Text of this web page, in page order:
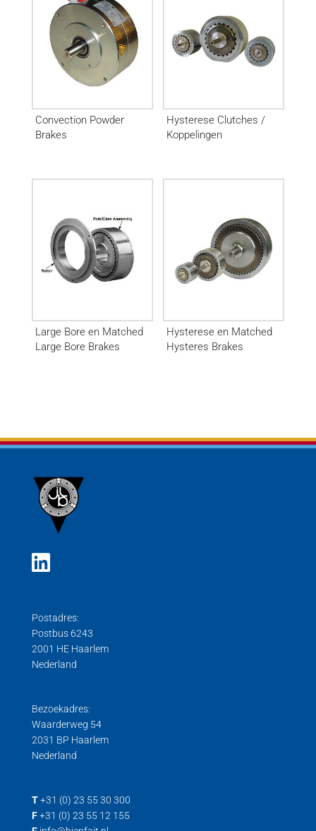
Convection Powder
Brakes
Hysterese Clutches /
Koppelingen
Large Bore en Matched
Large Bore Brakes
Hysterese en Matched
Hysteres Brakes
Postadres:
Postbus 6243
2001 HE Haarlem
Nederland
Bezoekadres:
Waarderweg 54
2031 BP Haarlem
Nederland
T +31 (0) 23 55 30 300
F +31 (0) 23 55 12 155